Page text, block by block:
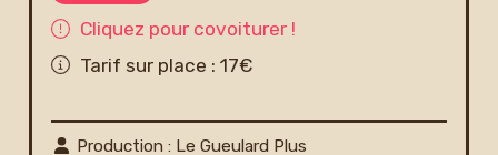
Cliquez pour covoiturer !
Tarif sur place : 17€
Production : Le Gueulard Plus